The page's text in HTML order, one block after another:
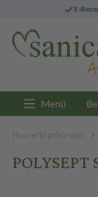
E-
Menü
Hauterkrankungen
POLYSEPT